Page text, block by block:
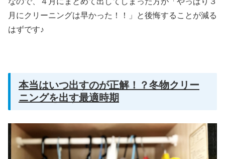
月にクリーニングは早かった！！」と後悔することが減る
はずです♪
本当はいつ出すのが正解！？冬物クリー
ニングを出す最適時期